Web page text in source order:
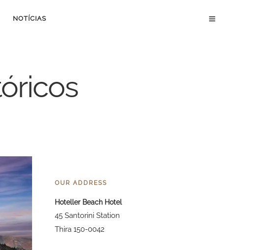
NOTÍCIAS
OUR ADDRESS
Hoteller Beach Hotel
45 Santorini Station
Thira 150-0042